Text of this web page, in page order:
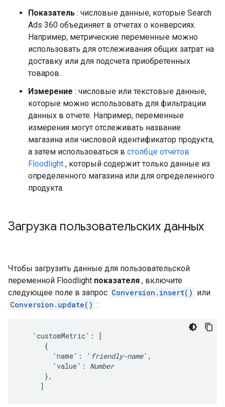
Показатель : числовые данные, которые Search
Ads 360 объединяет в отчетах о конверсиях.
Например, метрические переменные можно
использовать для отслеживания общих затрат на
доставку или для подсчета приобретенных
товаров.
Измерение : числовые или текстовые данные,
которые можно использовать для фильтрации
данных в отчете. Например, переменные
измерения могут отслеживать название
магазина или числовой идентификатор продукта,
а затем использоваться в столбце отчетов
Floodlight , который содержит только данные из
определенного магазина или для определенного
продукта.
Загрузка пользовательских данных
Чтобы загрузить данные для пользовательской
переменной Floodlight показателя , включите
следующее поле в запрос Conversion.insert() или
Conversion.update() :
   'customMetric': [
      {
        'name': '
friendly-name',
        'value':
Number
      },
     ]